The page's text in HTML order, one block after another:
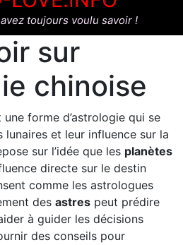
toujours voulu savoir !
sur
chinoise
une forme d’astrologie qui se
et leur influence sur la
sur l’idée que les planètes
directe sur le destin
comme les astrologues
des astres peut prédire
à guider les décisions
des conseils pour